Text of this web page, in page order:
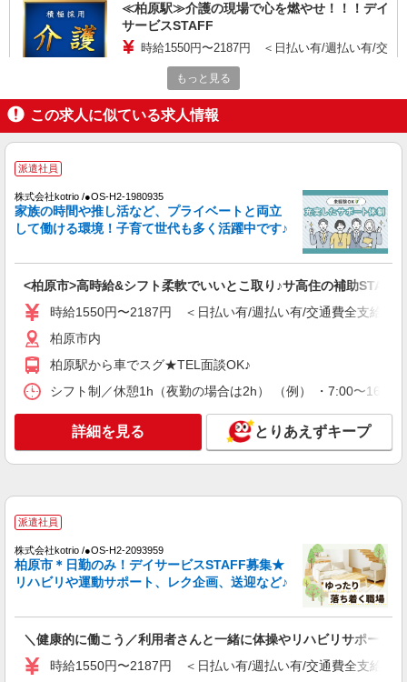
≪柏原駅≫介護の現場で心を燃やせ！！！デイ
サービスSTAFF
時給1550円〜2187円 ＜日払い有/週払い有/交
通費全支給(ガソリン代含む)＞
柏原市内
正社員
介護職員（ヘルパー）（介護主任）
月給275,810円〜291,650円（経験・能力等に
円）含む。※夜勤1回あたり10,928〜11,090円（深
夜割増＋夜勤手当）
キープ 詳細を見る
派遣社員
株式会社ブレイブ（マイナビグループ）/MDM27
介護スタッフ ◆デイサービス、サービス付き
務先から選べます。
未経験：時給1500〜1700円（資格・経験によ
る） 経験者：時給1700〜1900円（資格・経験によ
る） ◎月収例 時給1900円×1日8時間×22日（週5
払い/週払い/月払い対応も可能です。詳しくは面談
正社員
グループホーム ソラスト柏原/2780000072-015
介護職員（ヘルパー）（介護助手）
月給306,440円 ＜給与補足＞夜勤10回分
（106,840円）含む。※夜勤1回あたり10,684円
（深夜割増＋夜勤手当）
大阪府柏原市玉手町18-51
もっと見る
この求人に似ている求人情報
派遣社員
株式会社kotrio /●OS-H2-1980935
家族の時間や推し活など、プライベートと両立
して働ける環境！子育て世代も多く活躍中です♪
<柏原市>高時給&シフト柔軟でいいとこ取り♪サ高住の補助STAFF
時給1550円〜2187円 ＜日払い有/週払い有/交通費全支給(ガ
柏原市内
柏原駅から車でスグ★TEL面談OK♪
シフト制／休憩1h（夜勤の場合は2h） （例） ・7:00〜
詳細を見る とりあえずキープ
派遣社員
株式会社kotrio /●OS-H2-2093959
柏原市＊日勤のみ！デイサービスSTAFF募集★
リハビリや運動サポート、レク企画、送迎など♪
＼健康的に働こう／利用者さんと一緒に体操やリハビリサポート等
時給1550円〜2187円 ＜日払い有/週払い有/交通費全支給(ガ